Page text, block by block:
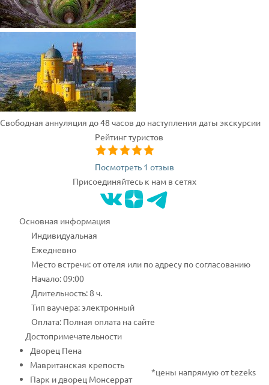
Свободная аннуляция до 48 часов до наступления даты экскурсии
Рейтинг туристов
Посмотреть 1 отзыв
Присоединяйтесь к нам в сетях
Основная информация
Индивидуальная
Ежедневно
Место встречи: от отеля или по адресу по согласованию
Начало: 09:00
Длительность: 8 ч.
Тип ваучера: электронный
Оплата: Полная оплата на сайте
Достопримечательности
Дворец Пена
Мавританская крепость
Парк и дворец Монсеррат
*цены напрямую от tezeks